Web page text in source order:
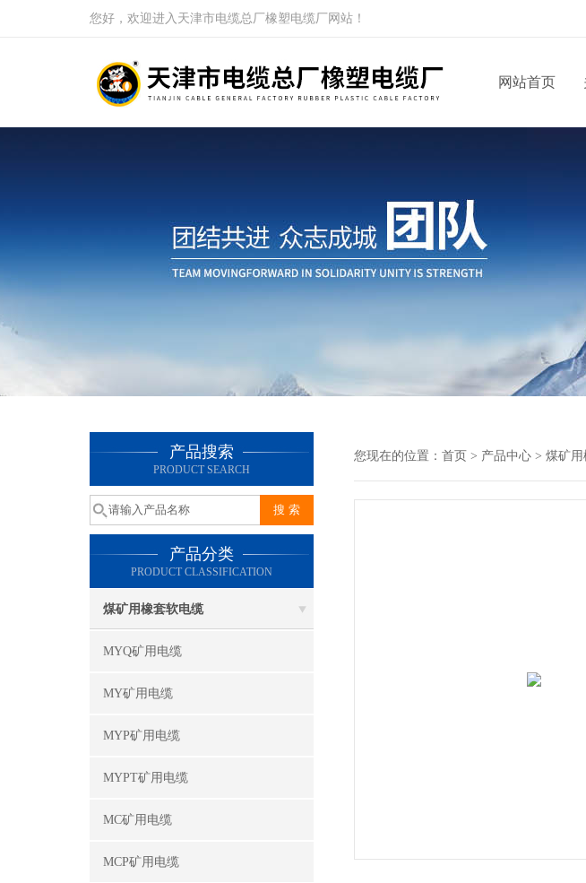
您好，欢迎进入天津市电缆总厂橡塑电缆厂网站！
网站首页
产品搜索
PRODUCT SEARCH
产品分类
PRODUCT CLASSIFICATION
煤矿用橡套软电缆
MYQ矿用电缆
MY矿用电缆
MYP矿用电缆
MYPT矿用电缆
MC矿用电缆
MCP矿用电缆
您现在的位置： 首页 > 产品中心 > 煤矿